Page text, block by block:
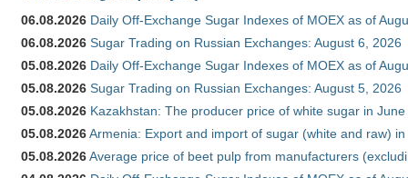
06.08.2026 Daily Off-Exchange Sugar Indexes of MOEX as of
06.08.2026 Sugar Trading on Russian Exchanges: August 6, 2026
05.08.2026 Daily Off-Exchange Sugar Indexes of MOEX as of
05.08.2026 Sugar Trading on Russian Exchanges: August 5, 2026
05.08.2026 Kazakhstan: The producer price of white sugar in
05.08.2026Armenia: Export and import of sugar (white and raw)
05.08.2026Average price of beet pulp from manufacturers